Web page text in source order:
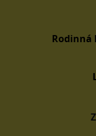
Rodinná